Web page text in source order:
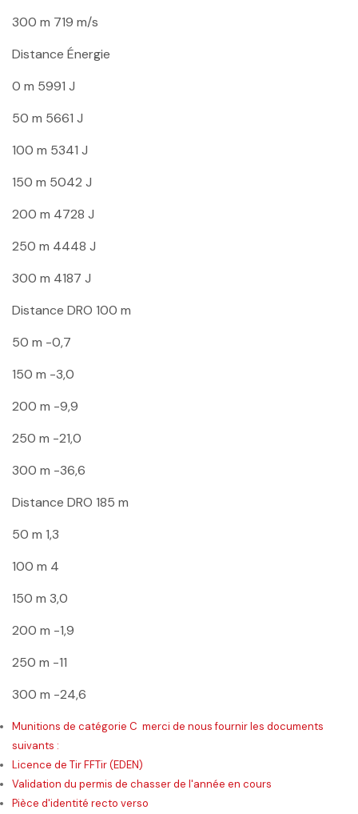
300 m 719 m/s
Distance Énergie
0 m 5991 J
50 m 5661 J
100 m 5341 J
150 m 5042 J
200 m 4728 J
250 m 4448 J
300 m 4187 J
Distance DRO 100 m
50 m -0,7
150 m -3,0
200 m -9,9
250 m -21,0
300 m -36,6
Distance DRO 185 m
50 m 1,3
100 m 4
150 m 3,0
200 m -1,9
250 m -11
300 m -24,6
Munitions de catégorie C merci de nous fournir les documents
suivants :
Licence de Tir FFTir (EDEN)
Validation du permis de chasser de l'année en cours
Pièce d'identité recto verso